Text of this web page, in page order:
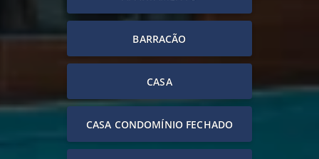
BARRACÃO
CASA
CASA CONDOMÍNIO FECHADO